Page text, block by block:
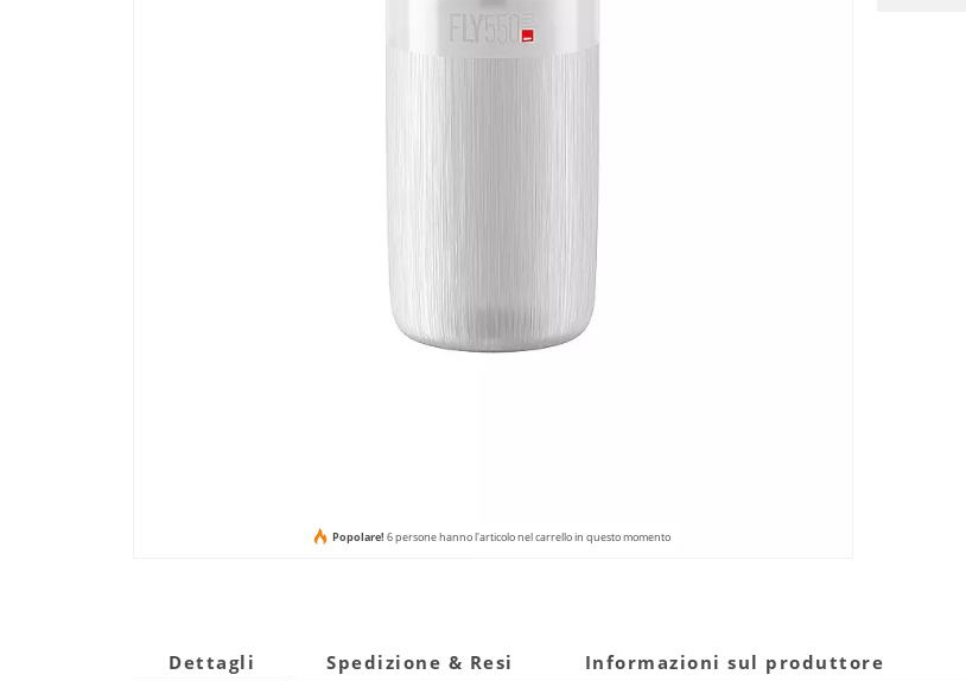
Popolare! 6 persone hanno l'articolo nel carrello in questo momento
Dettagli Spedizione & Resi Informazioni sul produttore